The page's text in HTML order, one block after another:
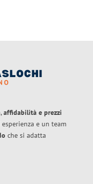
affidabilità e prezzi
e un team
che si adatta